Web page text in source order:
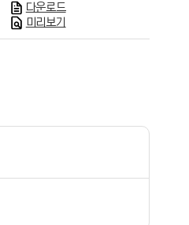
다운로드
미리보기